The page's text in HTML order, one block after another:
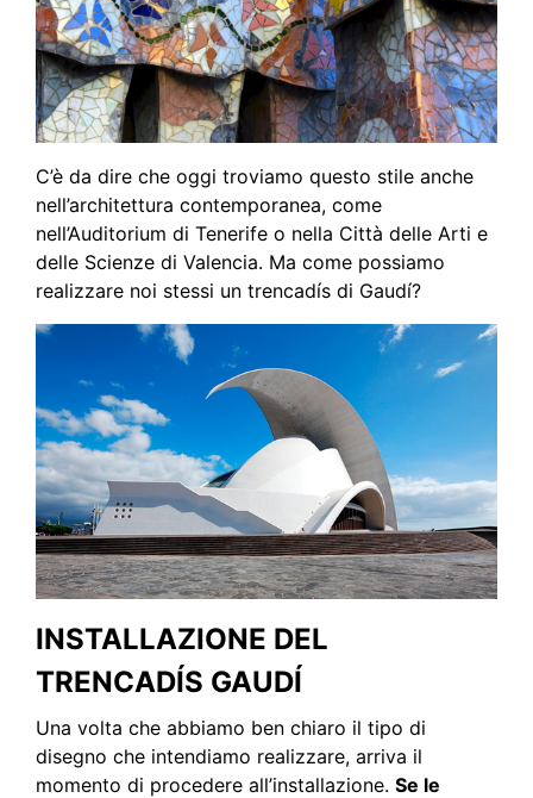
C’è da dire che oggi troviamo questo stile anche
nell’architettura contemporanea, come
nell’Auditorium di Tenerife o nella Città delle Arti e
delle Scienze di Valencia. Ma come possiamo
realizzare noi stessi un trencadís di Gaudí?
INSTALLAZIONE DEL
TRENCADÍS GAUDÍ
Una volta che abbiamo ben chiaro il tipo di
disegno che intendiamo realizzare, arriva il
momento di procedere all’installazione. Se le